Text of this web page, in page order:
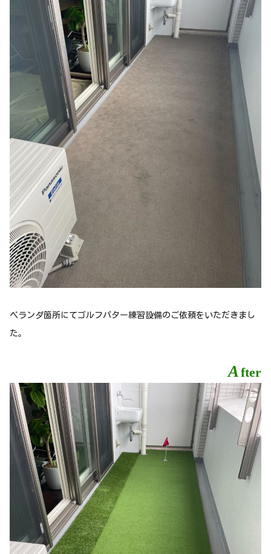
ベランダ箇所にてゴルフパター練習設備のご依頼をいただきまし
た。
A fter